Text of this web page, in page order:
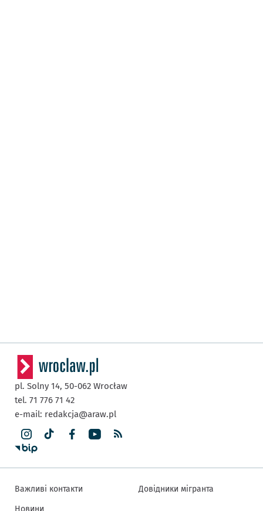
pl. Solny 14, 50-062 Wrocław
tel. 71 776 71 42
e-mail: redakcja@araw.pl
Важливі контакти
Новини
Довідники мігранта